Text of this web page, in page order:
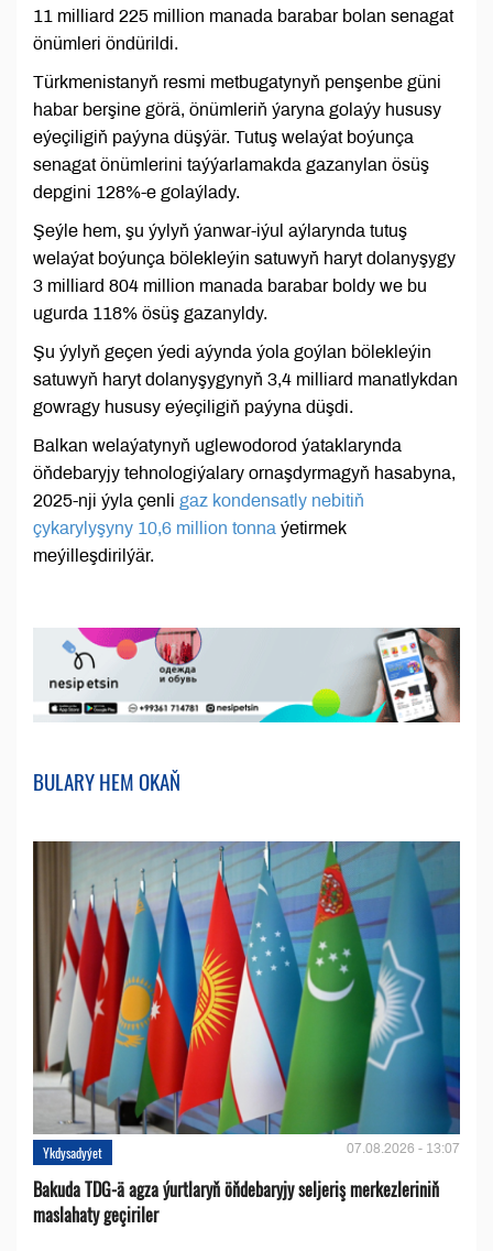
11 milliard 225 million manada barabar bolan senagat
önümleri öndürildi.
Türkmenistanyň resmi metbugatynyň penşenbe güni
habar berşine görä, önümleriň ýaryna golaýy hususy
eýeçiligiň paýyna düşýär. Tutuş welaýat boýunça
senagat önümlerini taýýarlamakda gazanylan ösüş
depgini 128%-e golaýlady.
Şeýle hem, şu ýylyň ýanwar-iýul aýlarynda tutuş
welaýat boýunça bölekleýin satuwyň haryt dolanyşygy
3 milliard 804 million manada barabar boldy we bu
ugurda 118% ösüş gazanyldy.
Şu ýylyň geçen ýedi aýynda ýola goýlan bölekleýin
satuwyň haryt dolanyşygynyň 3,4 milliard manatlykdan
gowragy hususy eýeçiligiň paýyna düşdi.
Balkan welaýatynyň uglewodorod ýataklarynda
öňdebaryjy tehnologiýalary ornaşdyrmagyň hasabyna,
2025-nji ýyla çenli gaz kondensatly nebitiň
çykarylyşyny 10,6 million tonna ýetirmek
meýilleşdirilýär.
BULARY HEM OKAŇ
Ykdysadyýet 07.08.2026 - 13:07
Bakuda TDG-ä agza ýurtlaryň öňdebaryjy seljeriş merkezleriniň
maslahaty geçiriler